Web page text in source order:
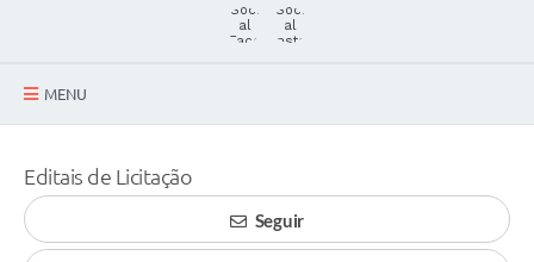
MENU
Secretarias
Legislação
Editais de Licitação
Seguir